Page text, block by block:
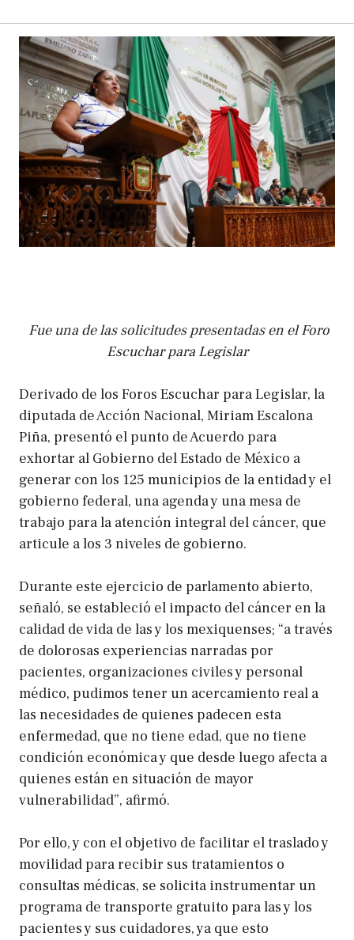
Fue una de las solicitudes presentadas en el Foro
Escuchar para Legislar
Derivado de los Foros Escuchar para Legislar, la
diputada de Acción Nacional, Miriam Escalona
Piña, presentó el punto de Acuerdo para
exhortar al Gobierno del Estado de México a
generar con los 125 municipios de la entidad y el
gobierno federal, una agenda y una mesa de
trabajo para la atención integral del cáncer, que
articule a los 3 niveles de gobierno.
Durante este ejercicio de parlamento abierto,
señaló, se estableció el impacto del cáncer en la
calidad de vida de las y los mexiquenses; “a través
de dolorosas experiencias narradas por
pacientes, organizaciones civiles y personal
médico, pudimos tener un acercamiento real a
las necesidades de quienes padecen esta
enfermedad, que no tiene edad, que no tiene
condición económica y que desde luego afecta a
quienes están en situación de mayor
vulnerabilidad”, afirmó.
Por ello, y con el objetivo de facilitar el traslado y
movilidad para recibir sus tratamientos o
consultas médicas, se solicita instrumentar un
programa de transporte gratuito para las y los
pacientes y sus cuidadores, ya que esto